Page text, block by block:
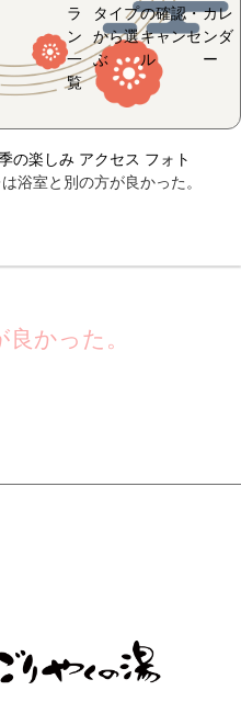
ラ
ン
一
覧
タイプ
から選
ぶ
の確認・
キャンセ
ル
カレ
ンダ
ー
の楽しみ アクセス フォト
は浴室と別の方が良かった。
かった。